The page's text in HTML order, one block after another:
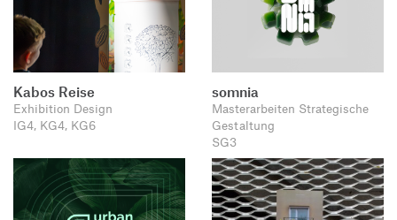
Kabos Reise
Exhibition Design
IG4, KG4, KG6
somnia
Masterarbeiten Strategische
Gestaltung
SG3